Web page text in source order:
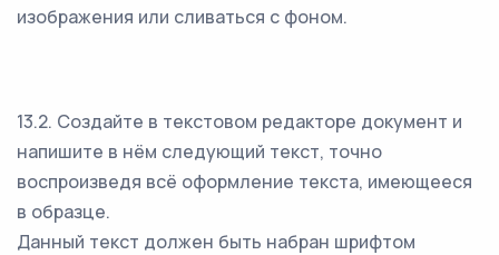
изображения или сливаться с фоном.
13.2. Создайте в текстовом редакторе документ и
напишите в нём следующий текст, точно
воспроизведя всё оформление текста, имеющееся
в образце.
Данный текст должен быть набран шрифтом